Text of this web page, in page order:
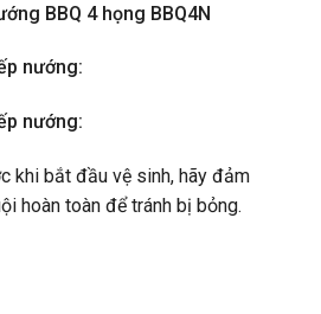
BBQ 4 họng BBQ4N
nướng:
nướng:
khi bắt đầu vệ sinh, hãy đảm
hoàn toàn để tránh bị bỏng.